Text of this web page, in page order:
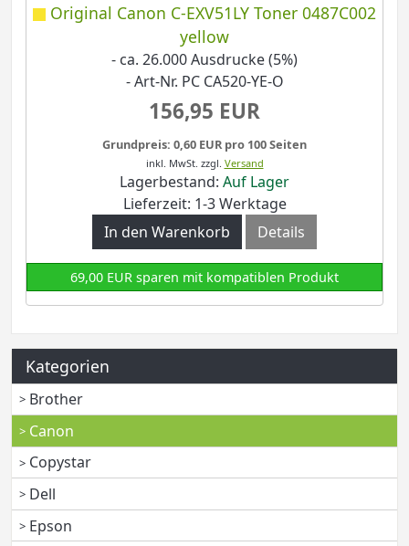
Original Canon C-EXV51LY Toner 0487C002
yellow
- ca. 26.000 Ausdrucke (5%)
- Art-Nr. PC CA520-YE-O
156,95 EUR
Grundpreis: 0,60 EUR pro 100 Seiten
inkl. MwSt. zzgl. Versand
Lagerbestand: Auf Lager
Lieferzeit: 1-3 Werktage
In den Warenkorb
Details
69,00 EUR sparen mit kompatiblen Produkt
Kategorien
Brother
Canon
Copystar
Dell
Epson